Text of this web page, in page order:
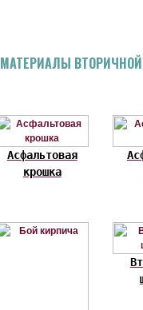
МАТЕРИАЛЫ ВТОРИЧНОЙ
Асфальтовая
крошка